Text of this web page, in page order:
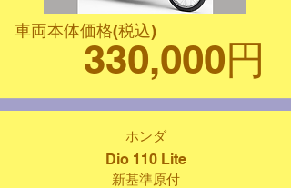
330,000円
車両本体価格(税込)
ホンダ
Dio 110 Lite
新基準原付